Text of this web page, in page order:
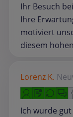
Ihr Besuch
Ihre
motiviert
diesem
Lorenz K.
Ich wurde